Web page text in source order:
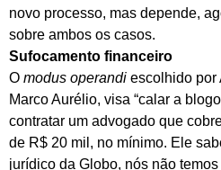
novo processo, mas depende,
sobre ambos os casos.
Sufocamento financeiro
O modus operandi escolhido por
Marco Aurélio, visa “calar a
contratar um advogado que
de R$ 20 mil, no mínimo. Ele
jurídico da Globo, nós não